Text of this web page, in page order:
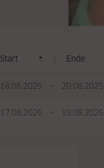
Start Ende
18.08.2025 — 20.08.2025
17.08.2026 — 19.08.2026